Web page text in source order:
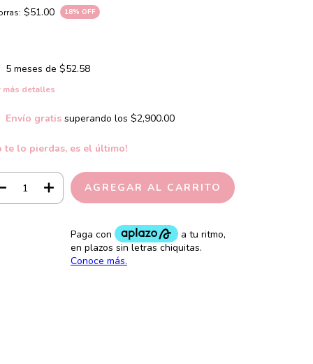
$51.00 18% OFF
5 meses de $52.58
más detalles
Envío gratis superando los $2,900.00
te lo pierdas, es el último!